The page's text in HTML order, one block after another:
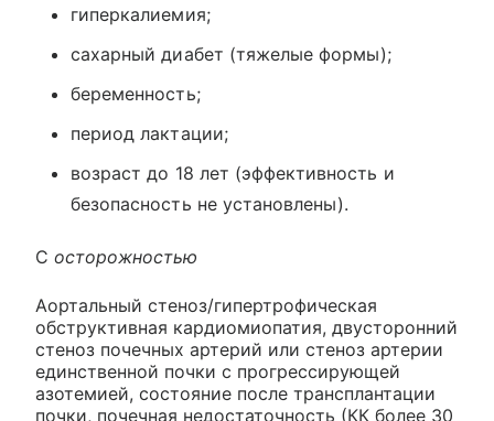
гиперкалиемия;
сахарный диабет (тяжелые формы);
беременность;
период лактации;
возраст до 18 лет (эффективность и
безопасность не установлены).
С осторожностью
Аортальный стеноз/гипертрофическая
обструктивная кардиомиопатия, двусторонний
стеноз почечных артерий или стеноз артерии
единственной почки с прогрессирующей
азотемией, состояние после трансплантации
почки, почечная недостаточность (КК более 30